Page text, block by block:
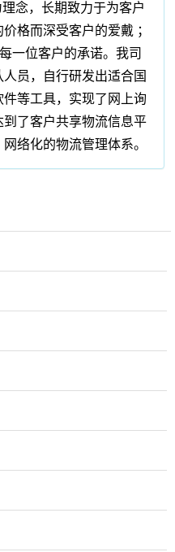
念，长期致力于为客户
格而深受客户的爱戴 ；
一位客户的承诺。我司
员，自行研发出适合国
等工具，实现了网上询
了客户共享物流信息平
络化的物流管理体系。